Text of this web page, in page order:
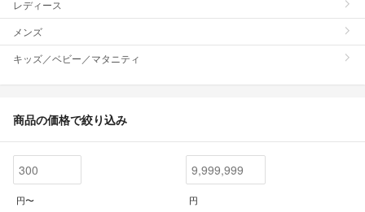
レディース
メンズ
キッズ／ベビー／マタニティ
商品の価格で絞り込み
円〜 円